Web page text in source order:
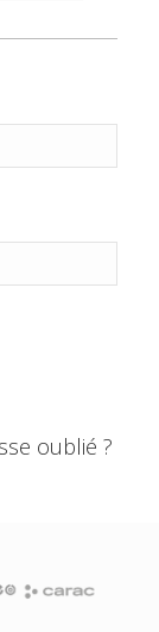
oublié ?